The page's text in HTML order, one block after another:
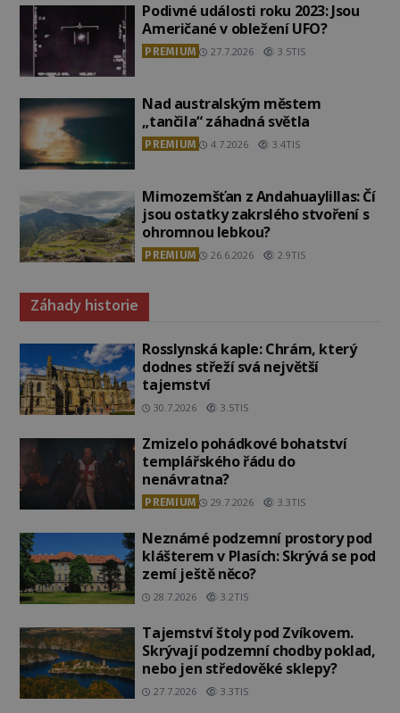
Podivné události roku 2023: Jsou
Američané v obležení UFO?
PREMIUM 27.7.2026 3.5TIS
Nad australským městem
„tančila“ záhadná světla
PREMIUM 4.7.2026 3.4TIS
Mimozemšťan z Andahuaylillas: Čí
jsou ostatky zakrslého stvoření s
ohromnou lebkou?
PREMIUM 26.6.2026 2.9TIS
Záhady historie
Rosslynská kaple: Chrám, který
dodnes střeží svá největší
tajemství
30.7.2026 3.5TIS
Zmizelo pohádkové bohatství
templářského řádu do
nenávratna?
PREMIUM 29.7.2026 3.3TIS
Neznámé podzemní prostory pod
klášterem v Plasích: Skrývá se pod
zemí ještě něco?
28.7.2026 3.2TIS
Tajemství štoly pod Zvíkovem.
Skrývají podzemní chodby poklad,
nebo jen středověké sklepy?
27.7.2026 3.3TIS